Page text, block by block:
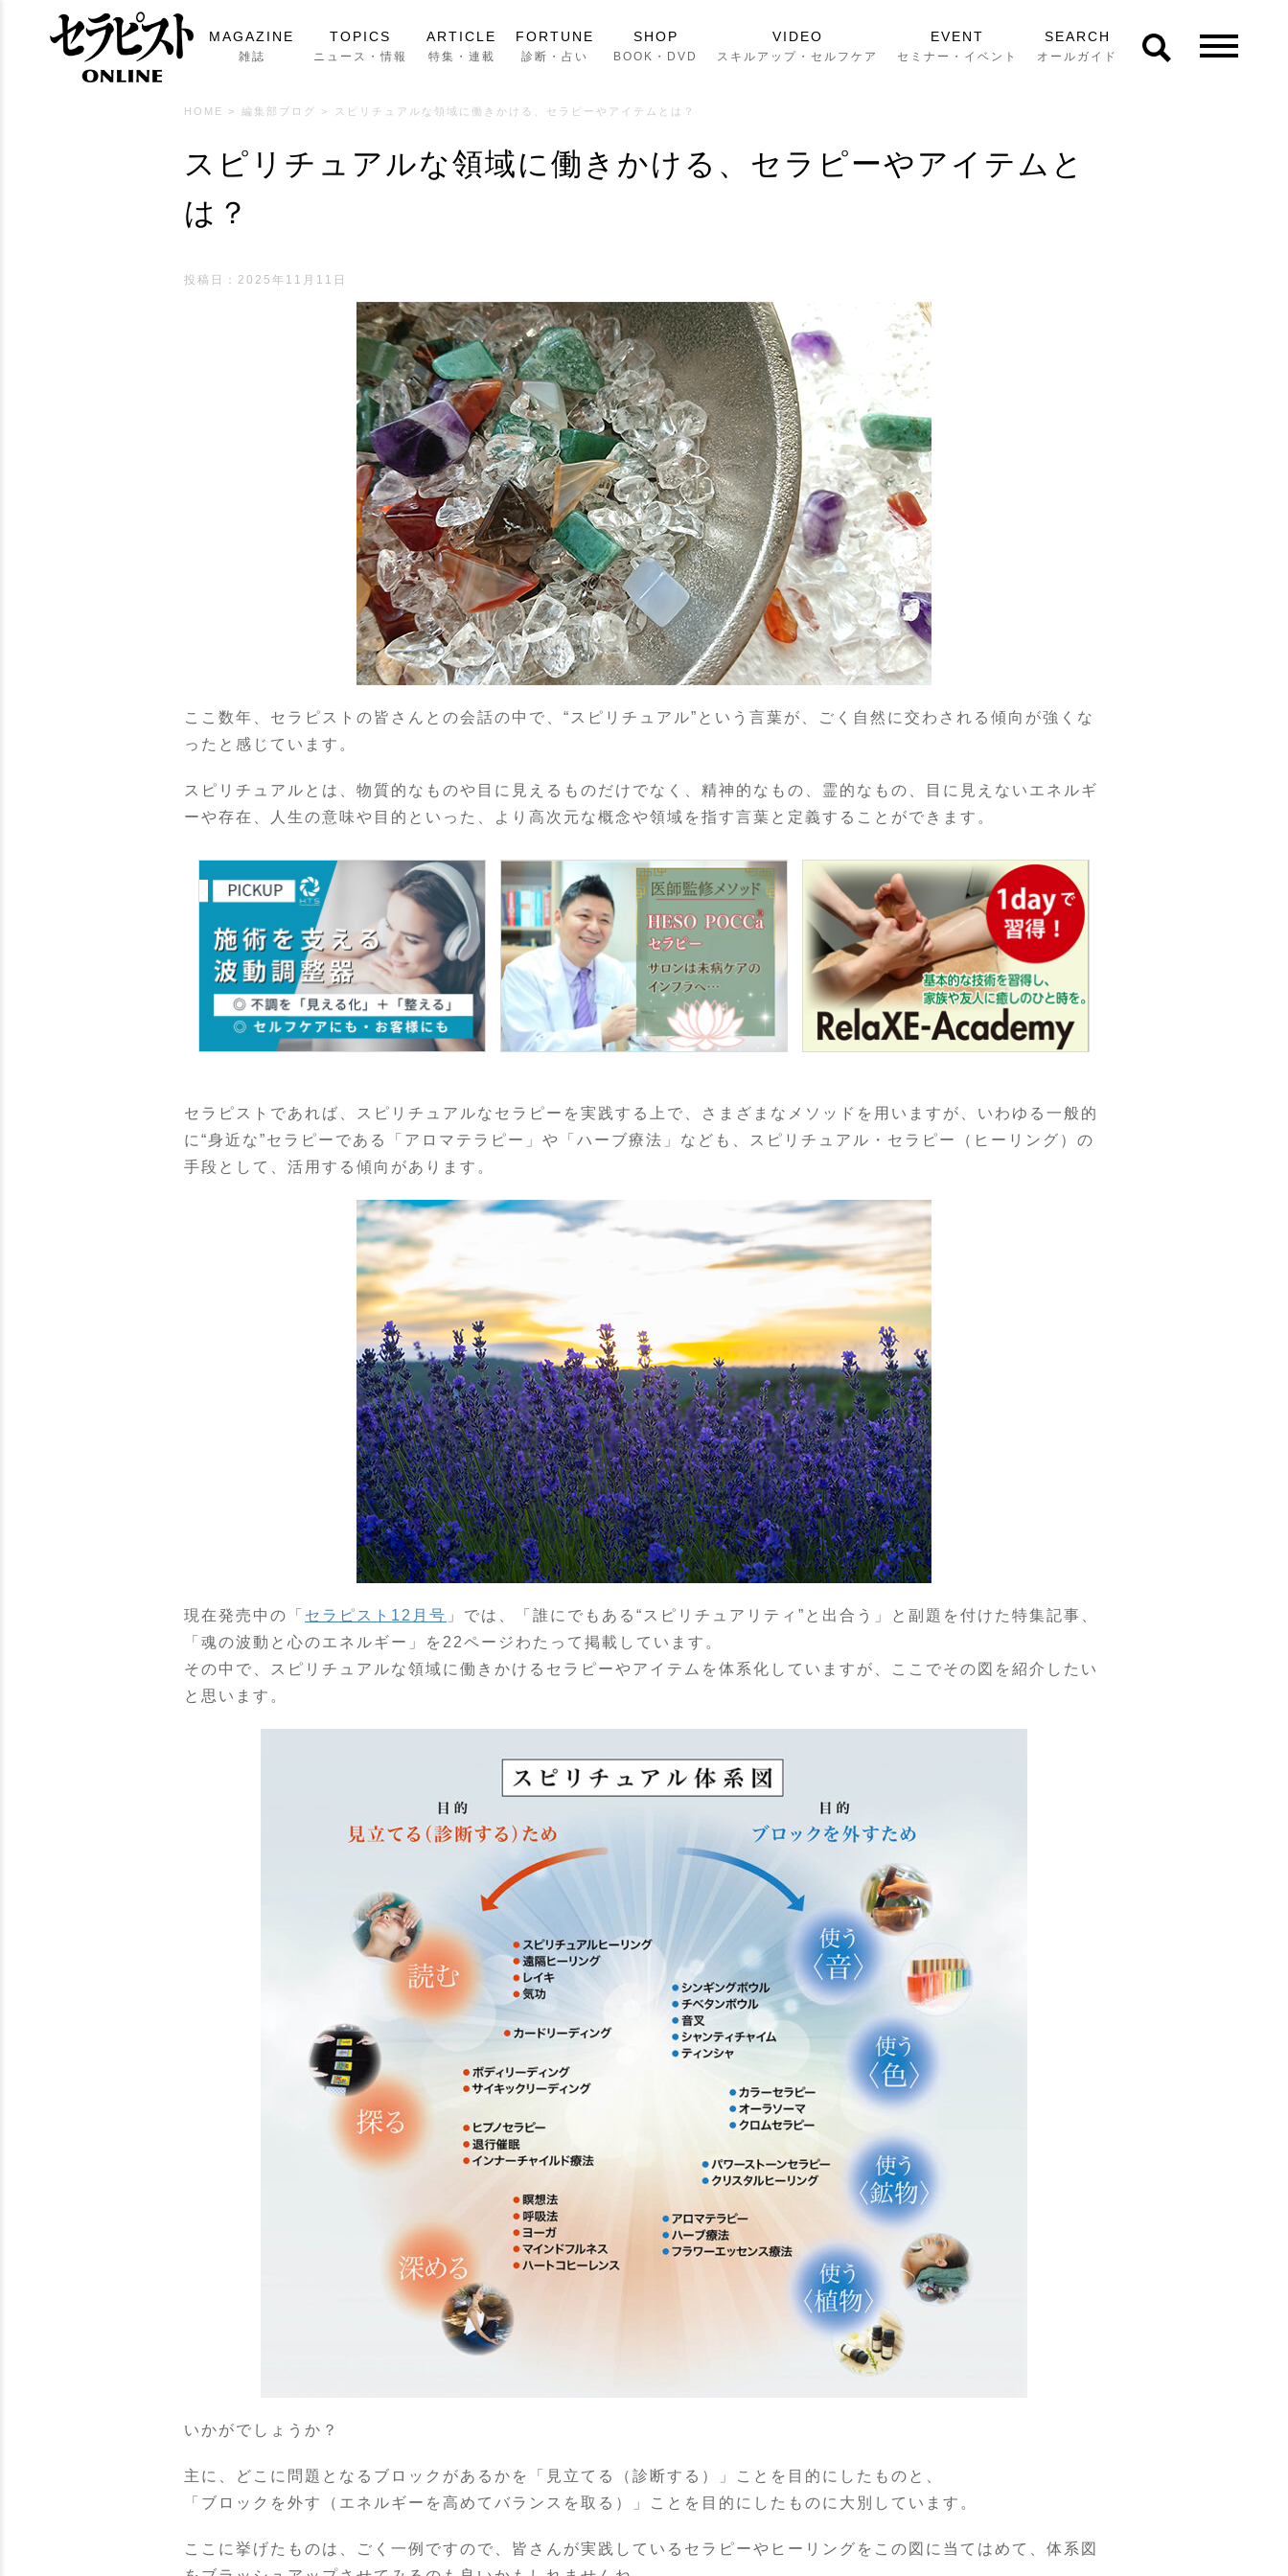
MAGAZINE
雑誌
TOPICS
ニュース・情報
ARTICLE
特集・連載
FORTUNE
診断・占い
SHOP
BOOK・DVD
VIDEO
スキルアップ・セルフケア
EVENT
セミナー・イベント
SEARCH
オールガイド
HOME > 編集部ブログ > スピリチュアルな領域に働きかける、セラピーやアイテムとは？
スピリチュアルな領域に働きかける、セラピーやアイテムと
は？
投稿日：2025年11月11日
ここ数年、セラピストの皆さんとの会話の中で、“スピリチュアル”という言葉が、ごく自然に交わされる傾向が強くな
ったと感じています。
スピリチュアルとは、物質的なものや目に見えるものだけでなく、精神的なもの、霊的なもの、目に見えないエネルギ
ーや存在、人生の意味や目的といった、より高次元な概念や領域を指す言葉と定義することができます。
セラピストであれば、スピリチュアルなセラピーを実践する上で、さまざまなメソッドを用いますが、いわゆる一般的
に“身近な”セラピーである「アロマテラピー」や「ハーブ療法」なども、スピリチュアル・セラピー（ヒーリング）の
手段として、活用する傾向があります。
現在発売中の「 セラピスト12月号 」では、「誰にでもある“スピリチュアリティ”と出合う」と副題を付けた特集記事、
「魂の波動と心のエネルギー」を22ページわたって掲載しています。
その中で、スピリチュアルな領域に働きかけるセラピーやアイテムを体系化していますが、ここでその図を紹介したい
と思います。
いかがでしょうか？
主に、どこに問題となるブロックがあるかを「見立てる（診断する）」ことを目的にしたものと、
「ブロックを外す（エネルギーを高めてバランスを取る）」ことを目的にしたものに大別しています。
ここに挙げたものは、ごく一例ですので、皆さんが実践しているセラピーやヒーリングをこの図に当てはめて、体系図